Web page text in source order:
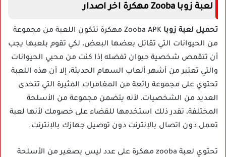
لعبة زوبا Zooba مهكرة اخر اصدار
تحميل لعبة زوبا
Zooba APK مهكرة تتكون اللعبة من مجموعة
من الحيوانات التي تقاتل بعضها البعض، لكي تقوم بلعبها يجب
أن تتقمص شخصية حيوان تفضله إذا كنت من محبي الحيوانات
والتي تعتبر من أشهر ألعاب السهام الحديثة، إلا أن هذه اللعبة
تحتوي على مجموعة رائعة من المغامرات المثيرة التي تتحدى
العديد من الشخصيات، لأنه يتضمن مجموعة من الأسلحة
المختلفة، تقدر ذلك استخدمها للقضاء على خصومك لأنها لعبة
تعمل دون اتصال بالإنترنت دون توصيل جهازك بالإنترنت.
تحتوي لعبة zooba مهكرة على عدد ليس بصغير من الأسلحة